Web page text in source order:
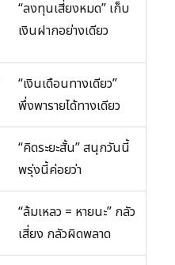
“ลงทุนเสี่ยงหมด” เก็บ
เงินฝากอย่างเดียว
“เงินเดือนทางเดียว”
พึ่งพารายได้ทางเดียว
“คิดระยะสั้น” สนุกวันนี้
พรุ่งนี้ค่อยว่า
“ล้มเหลว = หายนะ” กลัว
เสี่ยง กลัวผิดพลาด